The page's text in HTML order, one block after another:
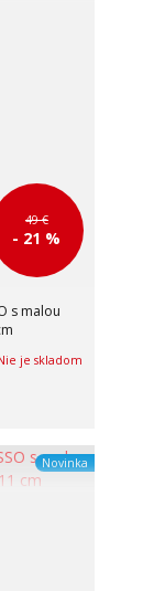
49 €
- 21 %
s malou
je skladom
Novinka